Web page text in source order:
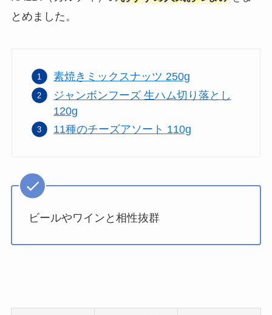
とめました。
素焼きミックスナッツ 250g
ジャンボンフーズ 生ハム切り落とし
120g
11種のチーズアソート 110g
ビールやワインと相性抜群